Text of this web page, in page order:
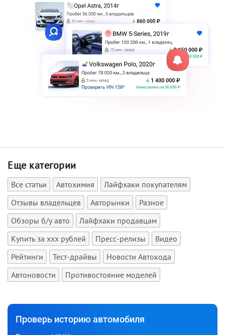
Еще категории
Все статьи Автохимия
Лайфхаки покупателям
Отзывы владельцев
Авторынки
Разное
Обзоры б/у авто
Лайфхаки продавцам
Купить за xxx рублей
Пресс-релизы
Видео
Рейтинги
Тест-драйвы
Новости Автокода
Автоновости
Противостояние моделей
Проверь историю автомобиля